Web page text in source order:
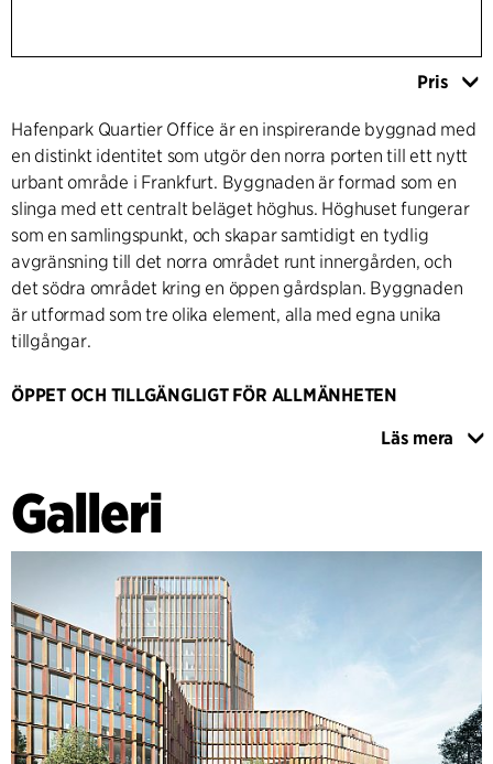
Pris
Hafenpark Quartier Office är en inspirerande byggnad med
en distinkt identitet som utgör den norra porten till ett nytt
urbant område i Frankfurt. Byggnaden är formad som en
slinga med ett centralt beläget höghus. Höghuset fungerar
som en samlingspunkt, och skapar samtidigt en tydlig
avgränsning till det norra området runt innergården, och
det södra området kring en öppen gårdsplan. Byggnaden
är utformad som tre olika element, alla med egna unika
tillgångar.
ÖPPET OCH TILLGÄNGLIGT FÖR ALLMÄNHETEN
Byggnaden är utformad som en hållbar och flexibel
binder samman komplexet med det omgivande området
samtidigt som den ger ett inbjudande och trivsamt
behoven hos en varierande och mångsidig användargrupp
genom att tillhandahålla optimerade kommunikationer och
arbetsvillkor. Dessutom erbjuder byggnaden en mängd
attraktiva platser att bo på för både användare och gäster.
Den öppna och offentliga gårdsplanen stärker kopplingen
till användarna, till det större grannskapet och staden.
Byggnadens rundade former minimerar fasadytan
Läs mera
Galleri